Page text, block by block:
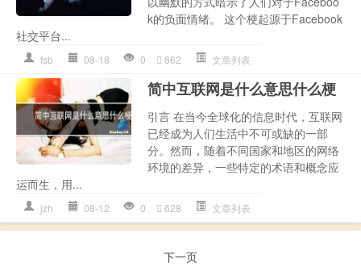
k的负面情绪。 这个梗起源于Facebook
社交平台...
fsb 08-18 0 662 文章列表
简中互联网是什么意思什么梗
引言 在当今全球化的信息时代，互联网
已经成为人们生活中不可或缺的一部
分。然而，随着不同国家和地区的网络
环境的差异，一些特定的术语和概念应
运而生，用...
jzh 08-12 0 628 文章列表
下一页